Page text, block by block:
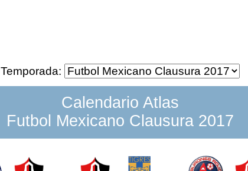
Temporada:
Calendario Atlas
Futbol Mexicano Clausura 2017